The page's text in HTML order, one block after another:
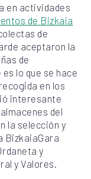
en actividades
de Bizkaia
de
aceptaron la
de
lo que se hace
en los
interesante
del
la selección y
BizkaiaGara
y
y Valores.